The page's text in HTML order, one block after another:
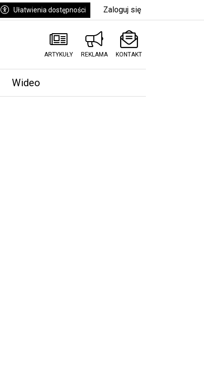
Ułatwienia dostępności Zaloguj się
ARTYKUŁY REKLAMA KONTAKT
Wideo